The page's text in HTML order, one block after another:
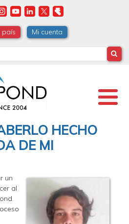
país Mi cuenta
HECHO
DE MI
un
al